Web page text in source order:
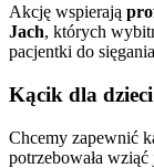
Akcję wspierają
Jach, których
pacjentki do
Kącik dla dzieci
Chcemy zapewnić
potrzebowała wziąć